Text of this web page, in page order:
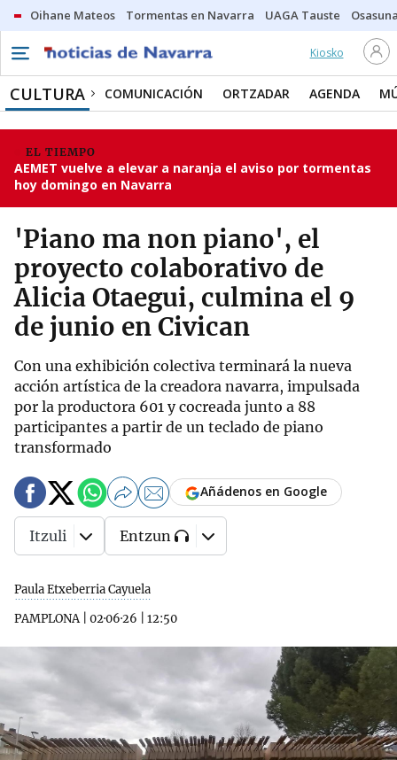
Oihane Mateos Tormentas en Navarra UAGA Tauste
Kiosko
CULTURA COMUNICACIÓN ORTZADAR AGENDA
EL TIEMPO
AEMET vuelve a elevar a naranja el aviso por tormentas
hoy domingo en Navarra
'Piano ma non piano', el
proyecto colaborativo de
Alicia Otaegui, culmina el 9
de junio en Civican
Con una exhibición colectiva terminará la nueva
acción artística de la creadora navarra, impulsada
por la productora 601 y cocreada junto a 88
participantes a partir de un teclado de piano
transformado
Paula Etxeberria Cayuela
PAMPLONA| 02·06·26 12:50
Añádenos en Google
Itzuli Entzun